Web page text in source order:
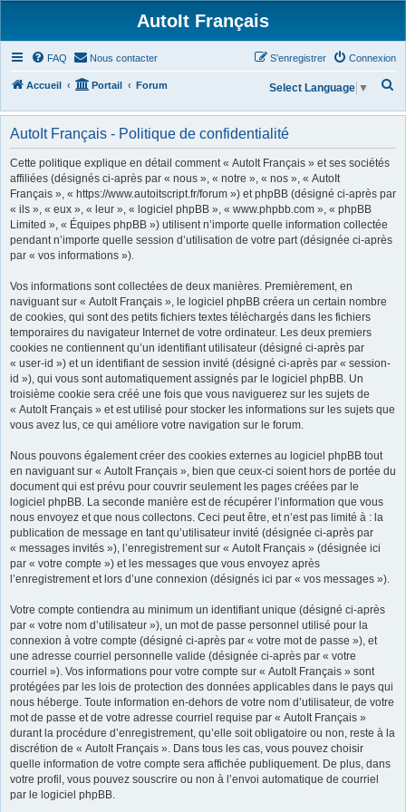
AutoIt Français
FAQ Nous contacter Connexion
S’enregistrer
Accueil Portail Forum
h
r
Select Language ▼
AutoIt Français - Politique de confidentialité
Cette politique explique en détail comment « AutoIt Français » et ses sociétés
affiliées (désignés ci-après par « nous », « notre », « nos », « AutoIt
Français », « https://www.autoitscript.fr/forum ») et phpBB (désigné ci-après par
« ils », « eux », « leur », « logiciel phpBB », « www.phpbb.com », « phpBB
Limited », « Équipes phpBB ») utilisent n’importe quelle information collectée
pendant n’importe quelle session d’utilisation de votre part (désignée ci-après
par « vos informations »).
Vos informations sont collectées de deux manières. Premièrement, en
naviguant sur « AutoIt Français », le logiciel phpBB créera un certain nombre
de cookies, qui sont des petits fichiers textes téléchargés dans les fichiers
temporaires du navigateur Internet de votre ordinateur. Les deux premiers
cookies ne contiennent qu’un identifiant utilisateur (désigné ci-après par
« user-id ») et un identifiant de session invité (désigné ci-après par « session-
id »), qui vous sont automatiquement assignés par le logiciel phpBB. Un
troisième cookie sera créé une fois que vous naviguerez sur les sujets de
« AutoIt Français » et est utilisé pour stocker les informations sur les sujets que
vous avez lus, ce qui améliore votre navigation sur le forum.
Nous pouvons également créer des cookies externes au logiciel phpBB tout
en naviguant sur « AutoIt Français », bien que ceux-ci soient hors de portée du
document qui est prévu pour couvrir seulement les pages créées par le
logiciel phpBB. La seconde manière est de récupérer l’information que vous
nous envoyez et que nous collectons. Ceci peut être, et n’est pas limité à : la
publication de message en tant qu’utilisateur invité (désignée ci-après par
« messages invités »), l’enregistrement sur « AutoIt Français » (désignée ici
par « votre compte ») et les messages que vous envoyez après
l’enregistrement et lors d’une connexion (désignés ici par « vos messages »).
Votre compte contiendra au minimum un identifiant unique (désigné ci-après
par « votre nom d’utilisateur »), un mot de passe personnel utilisé pour la
connexion à votre compte (désigné ci-après par « votre mot de passe »), et
une adresse courriel personnelle valide (désignée ci-après par « votre
courriel »). Vos informations pour votre compte sur « AutoIt Français » sont
protégées par les lois de protection des données applicables dans le pays qui
nous héberge. Toute information en-dehors de votre nom d’utilisateur, de votre
mot de passe et de votre adresse courriel requise par « AutoIt Français »
durant la procédure d’enregistrement, qu’elle soit obligatoire ou non, reste à la
discrétion de « AutoIt Français ». Dans tous les cas, vous pouvez choisir
quelle information de votre compte sera affichée publiquement. De plus, dans
votre profil, vous pouvez souscrire ou non à l’envoi automatique de courriel
par le logiciel phpBB.